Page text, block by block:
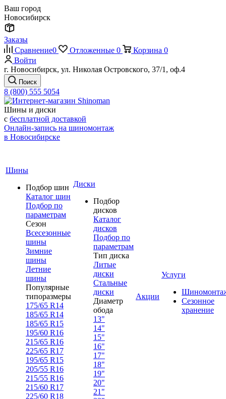
Ваш город
Новосибирск
Заказы
Сравнение0 Отложенные 0 Корзина 0
Войти
г. Новосибирск, ул. Николая Островского, 37/1, оф.4
Поиск
8 (800) 555 5054
Шины и диски
с бесплатной доставкой
Онлайн-запись на шиномонтаж
в Новосибирске
Шины
Подбор шин
Каталог шин
Подбор по
параметрам
Сезон
Всесезонные
шины
Зимние
шины
Летние
шины
Популярные
типоразмеры
175/65 R14
185/65 R14
185/65 R15
195/60 R16
215/65 R16
225/65 R17
195/65 R15
205/55 R16
215/55 R16
215/60 R17
225/60 R18
Диски
Подбор
дисков
Каталог
дисков
Подбор по
параметрам
Тип диска
Литые
диски
Стальные
диски
Диаметр
обода
13"
14"
15"
16"
17"
18"
19"
20"
21"
Акции
Услуги
Сезонное
хранение